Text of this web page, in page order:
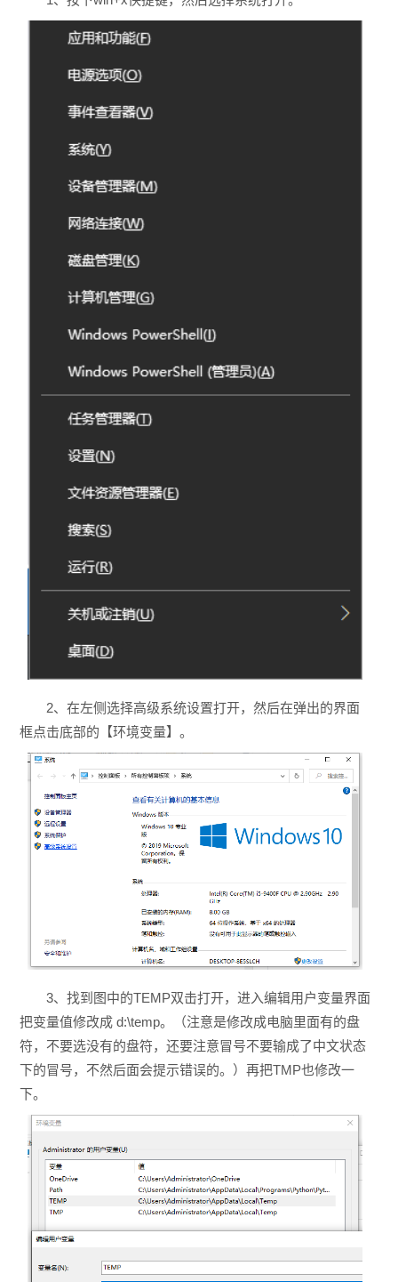
2、在左侧选择高级系统设置打开，然后在弹出的界面
框点击底部的【环境变量】。
3、找到图中的TEMP双击打开，进入编辑用户变量界面
把变量值修改成 d:\temp。（注意是修改成电脑里面有的盘
符，不要选没有的盘符，还要注意冒号不要输成了中文状态
下的冒号，不然后面会提示错误的。）再把TMP也修改一
下。